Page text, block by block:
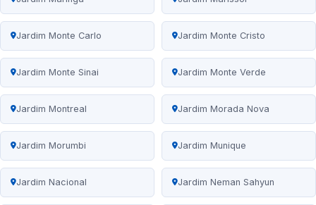
Jardim Monte Carlo Jardim Monte Cristo
Jardim Monte Sinai Jardim Monte Verde
Jardim Montreal Jardim Morada Nova
Jardim Morumbi Jardim Munique
Jardim Nacional Jardim Neman Sahyun